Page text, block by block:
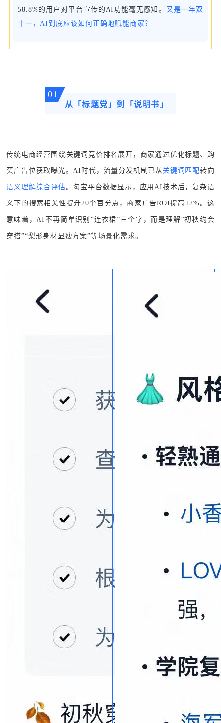
58.8%的用户对平台宣传的AI功能毫无感知。
又是一年双
十一，AI到底应该如何正确地赋能商家？
01
从「标题党」到「说明书」
传统电商经营围绕关键词竞价排名展开，商家通过优化标题、购
买广告位获取曝光。AI时代，流量分发机制已从 关键词匹配转向
语义理解综合评估。淘宝平台数据显示，应用AI技术后，复杂语
义下的搜索相关性提升20个百分点，商家广告ROI提高12%。这
意味着，AI不再简单识别“连衣裙”三个字，而是理解“初秋约会
穿搭”“梨形身材显瘦方案”等场景化需求。